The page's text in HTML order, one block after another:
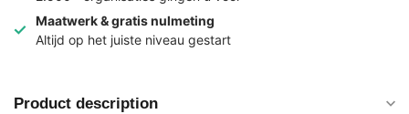
Maatwerk & gratis nulmeting
Altijd op het juiste niveau gestart
Product description